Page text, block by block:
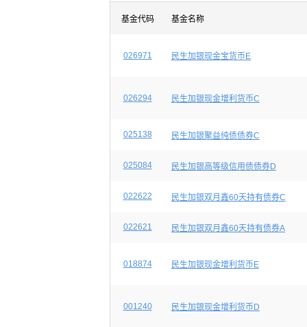
基金代码 基金名称
026971 民生加银现金宝货币E
026294 民生加银现金增利货币C
025138 民生加银聚益纯债债券C
025084 民生加银高等级信用债债券D
022622 民生加银双月鑫60天持有债券C
022621 民生加银双月鑫60天持有债券A
018874 民生加银现金增利货币E
001240 民生加银现金增利货币D